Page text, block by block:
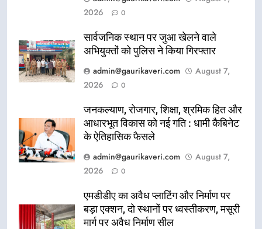
2026
0
सार्वजनिक स्थान पर जुआ खेलने वाले
अभियुक्तों को पुलिस ने किया गिरफ्तार
admin@gaurikaveri.com
August 7,
2026
0
जनकल्याण, रोजगार, शिक्षा, श्रमिक हित और
आधारभूत विकास को नई गति : धामी कैबिनेट
के ऐतिहासिक फैसले
admin@gaurikaveri.com
August 7,
2026
0
एमडीडीए का अवैध प्लाटिंग और निर्माण पर
बड़ा एक्शन, दो स्थानों पर ध्वस्तीकरण, मसूरी
मार्ग पर अवैध निर्माण सील